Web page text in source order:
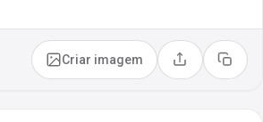
Criar imagem Compartilhar
Copiar